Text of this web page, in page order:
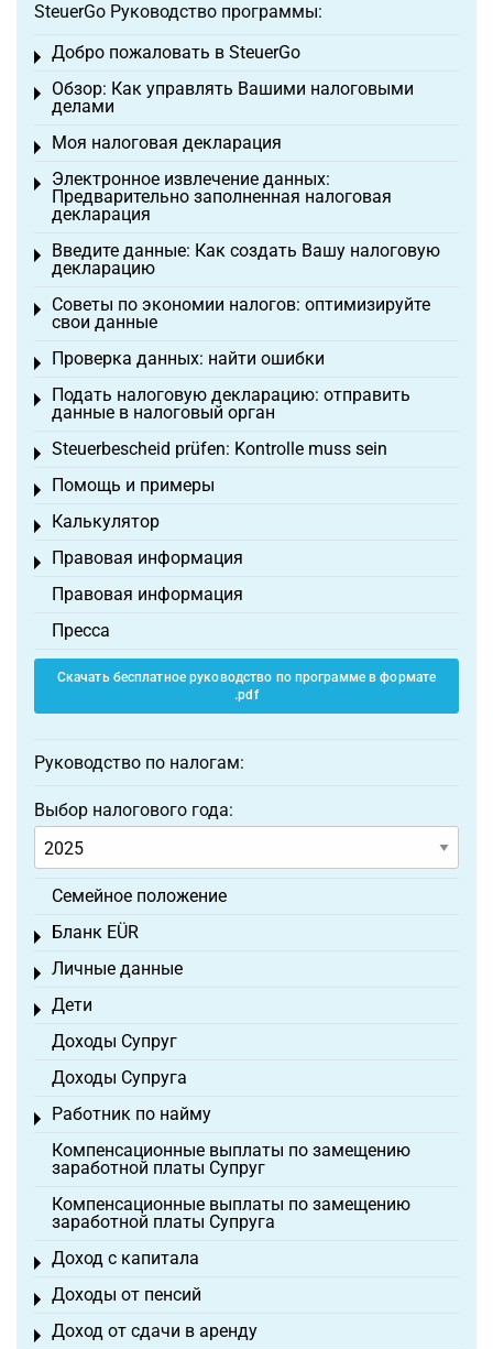
SteuerGo Руководство программы:
Добро пожаловать в SteuerGo
Toggle menu
Обзор: Как управлять Вашими налоговыми
делами
Toggle menu
Моя налоговая декларация
Toggle menu
Электронное извлечение данных:
Предварительно заполненная налоговая
декларация
Toggle menu
Введите данные: Как создать Вашу налоговую
декларацию
Toggle menu
Советы по экономии налогов: оптимизируйте
свои данные
Toggle menu
Проверка данных: найти ошибки
Toggle menu
Подать налоговую декларацию: отправить
данные в налоговый орган
Toggle menu
Steuerbescheid prüfen: Kontrolle muss sein
Toggle menu
Помощь и примеры
Toggle menu
Калькулятор
Toggle menu
Правовая информация
Toggle menu
Правовая информация
Пресса
Скачать бесплатное руководство по программе в формате
.pdf
Руководство по налогам:
Выбор налогового года:
Семейное положение
Бланк EÜR
Toggle menu
Личные данные
Toggle menu
Дети
Toggle menu
Доходы Супруг
Доходы Супруга
Работник по найму
Toggle menu
Компенсационные выплаты по замещению
заработной платы Супруг
Компенсационные выплаты по замещению
заработной платы Супруга
Доход с капитала
Toggle menu
Доходы от пенсий
Toggle menu
Доход от сдачи в аренду
Toggle menu